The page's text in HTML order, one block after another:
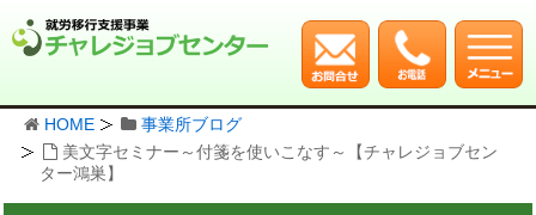
HOME
事業所ブログ
美文字セミナー～付箋を使いこなす～【チャレジョブセン
ター鴻巣】